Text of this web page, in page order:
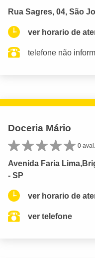
Rua Sagres, 04, São
ver horario de
telefone não
Doceria Mário
0 aval.
Avenida Faria
- SP
ver horario de
ver telefone